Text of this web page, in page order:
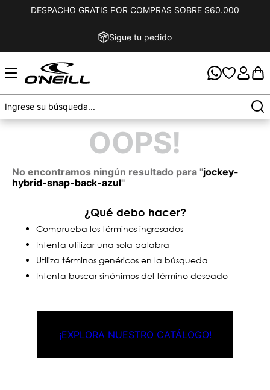
DESPACHO GRATIS POR COMPRAS SOBRE $60.000
Sigue tu pedido
OOPS!
No encontramos ningún resultado para "jockey-
hybrid-snap-back-azul"
¿Qué debo hacer?
Comprueba los términos ingresados
Intenta utilizar una sola palabra
Utiliza términos genéricos en la búsqueda
Intenta buscar sinónimos del término deseado
¡EXPLORA NUESTRO CATÁLOGO!